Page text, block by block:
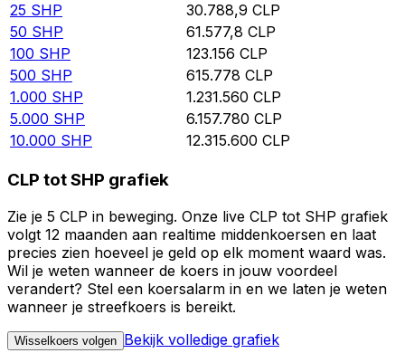
25 SHP 30.788,9 CLP
50 SHP 61.577,8 CLP
100 SHP 123.156 CLP
500 SHP 615.778 CLP
1.000 SHP 1.231.560 CLP
5.000 SHP 6.157.780 CLP
10.000 SHP 12.315.600 CLP
CLP tot SHP grafiek
Zie je 5 CLP in beweging. Onze live CLP tot SHP grafiek
volgt 12 maanden aan realtime middenkoersen en laat
precies zien hoeveel je geld op elk moment waard was.
Wil je weten wanneer de koers in jouw voordeel
verandert? Stel een koersalarm in en we laten je weten
wanneer je streefkoers is bereikt.
Wisselkoers volgen Bekijk volledige grafiek